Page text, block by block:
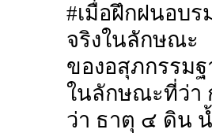
#เมื่อฝึกฝนอบ
จริงในลักษณะ
ของอสุภกรรม
ในลักษณะที่ว่า
ว่า ธาตุ ๔ ดิน